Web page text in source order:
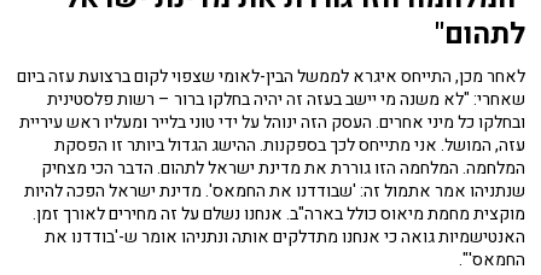
לתהום"
לאחר מכן, התייחס איגרא לממשל הבין-לאומי שצפוי לקום ברצועת עזה ביום
שאחרי: "לא משנה מי יישב בעזה זה יהיה בחלקו ברור – רשות פלסטינית
ובחלקו כל מיני אחרים. העסק הזה ינוהל על ידי טוני בלייר ומעליו ראש עיריית
עזה, המושל. אני מתייחס לכך בספקנות. ההישג הגדול ביותר זו הפסקת
המלחמה. המלחמה הזו גוררת את מדינת ישראל לתהום. הדבר הכי מצחיק
שנתניהו אמר אתמול זה: 'שבודדנו את החמאס'. מדינת ישראל הפכה להיות
מוקצית מחמת מיאוס כולל בארה"ב. אנחנו נשלם על זה מחירים לאורך זמן.
האנטישמיות גואה כי אנחנו מתדלקים אותה ונתניהו אומר ש-'בודדנו את
החמאס'".